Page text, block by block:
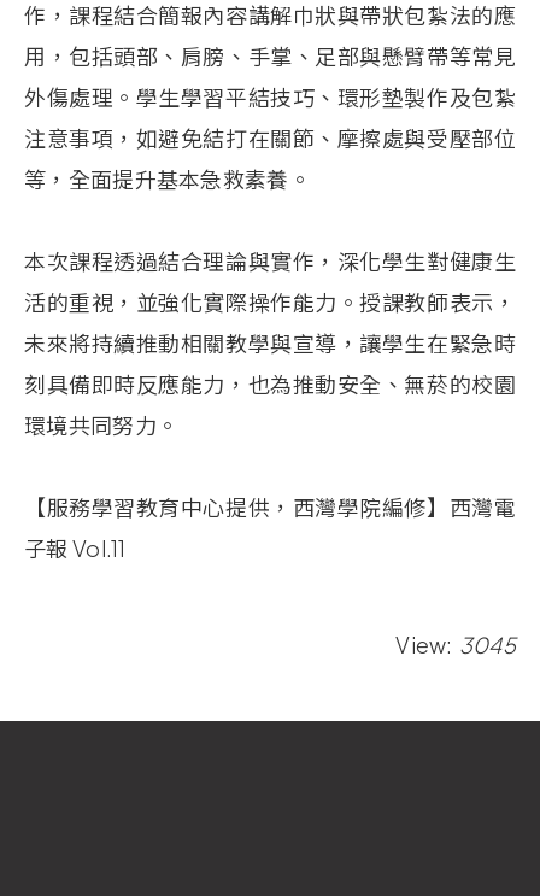
作，課程結合簡報內容講解巾狀與帶狀包紮法的應
用，包括頭部、肩膀、手掌、足部與懸臂帶等常見
外傷處理。學生學習平結技巧、環形墊製作及包紮
注意事項，如避免結打在關節、摩擦處與受壓部位
等，全面提升基本急救素養。
本次課程透過結合理論與實作，深化學生對健康生
活的重視，並強化實際操作能力。授課教師表示，
未來將持續推動相關教學與宣導，讓學生在緊急時
刻具備即時反應能力，也為推動安全、無菸的校園
環境共同努力。
【服務學習教育中心提供，西灣學院編修】西灣電
子報 Vol.11
View: 3045